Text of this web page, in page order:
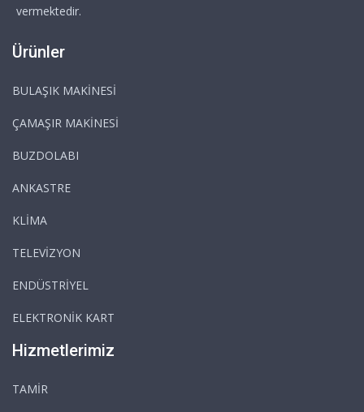
vermektedir.
Ürünler
BULAŞIK MAKİNESİ
ÇAMAŞIR MAKİNESİ
BUZDOLABI
ANKASTRE
KLİMA
TELEVİZYON
ENDÜSTRİYEL
ELEKTRONİK KART
Hizmetlerimiz
TAMİR